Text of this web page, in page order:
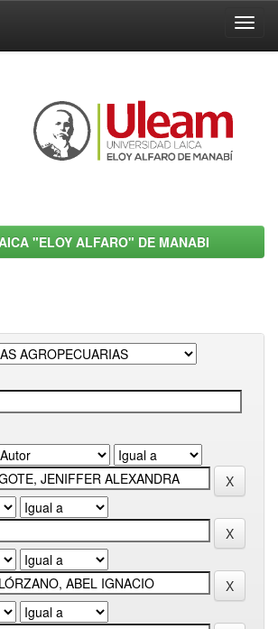
"ELOY ALFARO" DE MANABI